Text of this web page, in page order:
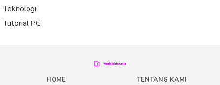
Teknologi
Tutorial PC
HOME
TENTANG KAMI